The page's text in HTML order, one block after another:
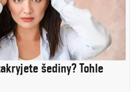
šediny? Tohle